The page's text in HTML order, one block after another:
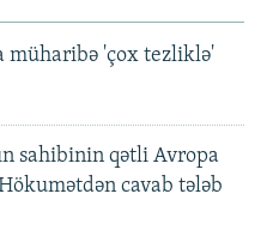
müharibə 'çox tezliklə'
sahibinin qətli Avropa
cavab tələb